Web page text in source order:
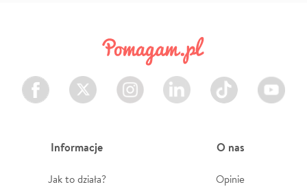
Facebook Twitter Instagram LinkedIn TikTok Youtube
Informacje
Jak to działa?
O nas
Opinie